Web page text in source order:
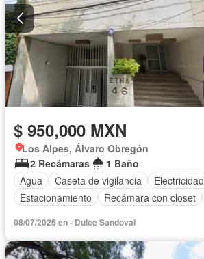
$ 950,000 MXN
Los Alpes, Álvaro Obregón
2 Recámaras
1 Baño
Agua
Caseta de vigilancia
Electricidad
Estacionamiento
Recámara con closet
08/07/2026 en - Dulce Sandoval